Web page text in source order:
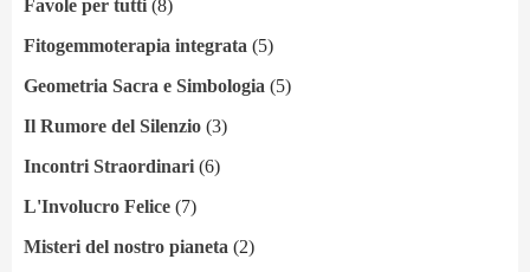
Favole per tutti (8)
Fitogemmoterapia integrata (5)
Geometria Sacra e Simbologia (5)
Il Rumore del Silenzio (3)
Incontri Straordinari (6)
L'Involucro Felice (7)
Misteri del nostro pianeta (2)